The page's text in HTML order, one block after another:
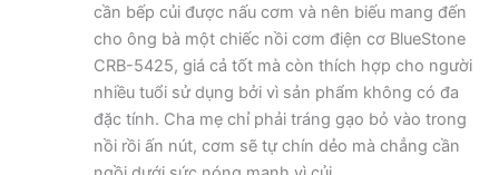
cần bếp củi được nấu cơm và nên biếu mang đến
cho ông bà một chiếc nồi cơm điện cơ BlueStone
CRB-5425, giá cả tốt mà còn thích hợp cho người
nhiều tuổi sử dụng bởi vì sản phẩm không có đa
đặc tính. Cha mẹ chỉ phải tráng gạo bỏ vào trong
nồi rồi ấn nút, cơm sẽ tự chín dẻo mà chẳng cần